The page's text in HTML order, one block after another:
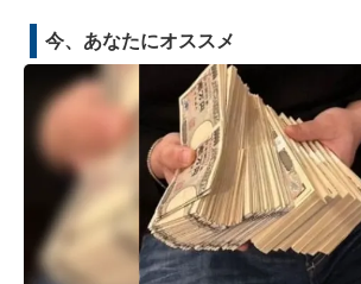
今、あなたにオススメ